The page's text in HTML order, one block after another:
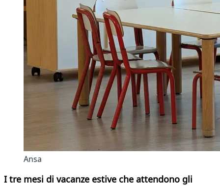
Ansa
I tre mesi di vacanze estive che attendono gli